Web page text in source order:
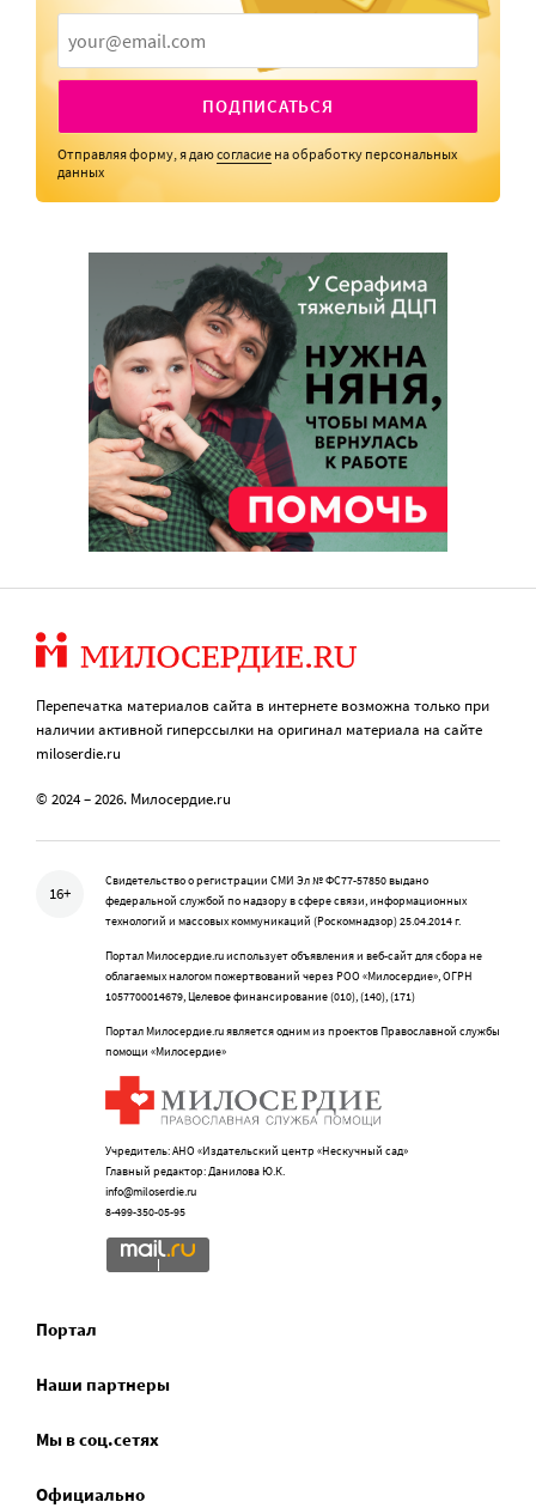
ПОДПИСАТЬСЯ
Отправляя форму, я даюсогласие на обработку персональных
данных
Перепечатка материалов сайта в интернете возможна только при
наличии активной гиперссылки на оригинал материала на сайте
miloserdie.ru
© 2024 – 2026. Милосердие.ru
16+
Свидетельство о регистрации СМИ Эл № ФС77-57850 выдано
федеральной службой по надзору в сфере связи, информационных
технологий и массовых коммуникаций (Роскомнадзор) 25.04.2014 г.
Портал Милосердие.ru использует объявления и веб-сайт для сбора не
облагаемых налогом пожертвований через РОО «Милосердие», ОГРН
1057700014679, Целевое финансирование (010), (140), (171)
Портал Милосердие.ru является одним из проектов Православной службы
помощи «Милосердие»
Учредитель: АНО «Издательский центр «Нескучный сад»
Главный редактор: Данилова Ю.К.
info@miloserdie.ru
8-499-350-05-95
Портал
Наши партнеры
Мы в соц.сетях
Официально